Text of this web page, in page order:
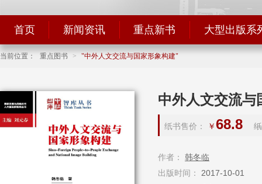
首页 新闻资讯 重点新书 大型出版系
当前位置： 重点图书 > 中外人文交流与国家形象构建
中外人文交流与
纸书售价： ￥68.8
作者：
韩冬临
出版时间：
2017-10-01